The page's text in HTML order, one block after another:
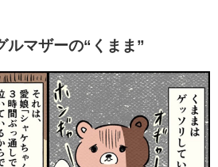
ルマザーの“くまま”